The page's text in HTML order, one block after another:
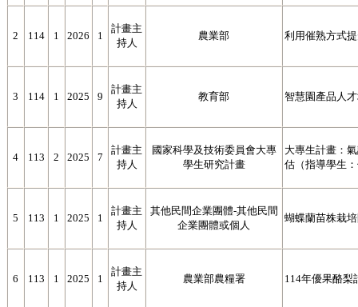
2 114 1 2026 1
計畫主
持人
農業部 利用催熟方式
3 114 1 2025 9
計畫主
持人
教育部 智慧園產品人
4 113 2 2025 7
計畫主
持人
國家科學及技術委員會大專
學生研究計畫
大專生計畫：
估（指導學生
5 113 1 2025 1
計畫主
持人
其他民間企業團體-其他民間
企業團體或個人
蝴蝶蘭苗株栽
6 113 1 2025 1
計畫主
持人
農業部農糧署 114年優果酪梨